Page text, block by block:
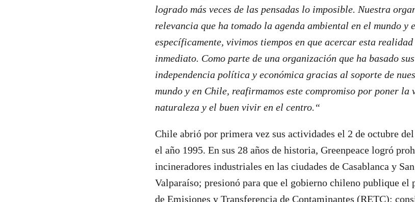
logrado más veces de las pensadas lo imposible. Nuestra
relevancia que ha tomado la agenda ambiental en el mundo y
específicamente, vivimos tiempos en que acercar esta
inmediato. Como parte de una organización que ha basado
independencia política y económica gracias al soporte de
mundo y en Chile, reafirmamos este compromiso por poner la
naturaleza y el buen vivir en el centro.“
Chile abrió por primera vez sus actividades el 2 de octubre
el año 1995. En sus 28 años de historia, Greenpeace logró
incineradores industriales en las ciudades de Casablanca y
Valparaíso; presionó para que el gobierno chileno publique el
de Emisiones y Transferencia de Contaminantes (RETC);